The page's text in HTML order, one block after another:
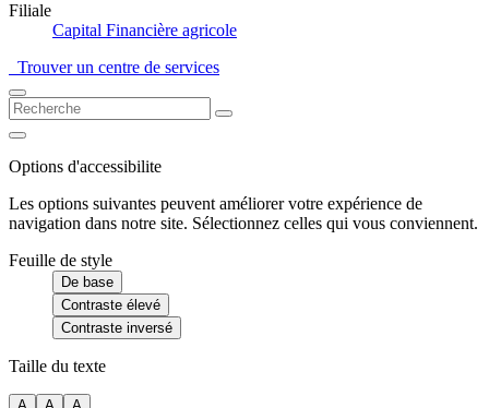
Filiale
Capital Financière agricole
Trouver un centre de services
Options d'accessibilite
Les options suivantes peuvent améliorer votre expérience de
navigation dans notre site. Sélectionnez celles qui vous conviennent.
Feuille de style
De base
Contraste élevé
Contraste inversé
Taille du texte